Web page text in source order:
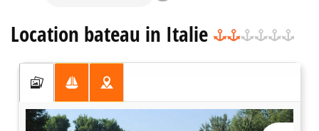
Location bateau in Italie